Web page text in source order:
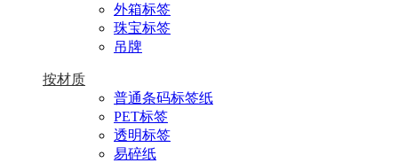
外箱标签
珠宝标签
吊牌
按材质
普通条码标签纸
PET标签
透明标签
易碎纸